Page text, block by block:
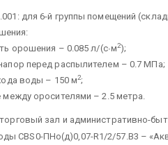
для 6-й группы помещений
орошения – 0.085 л/(с∙м2);
перед распылителем – 0.7 МПа;
воды – 150 м2;
оросителями – 2.5 метра.
зал и административно-
СВS0-ПНо(д)0,07-R1/2/57.В3 –